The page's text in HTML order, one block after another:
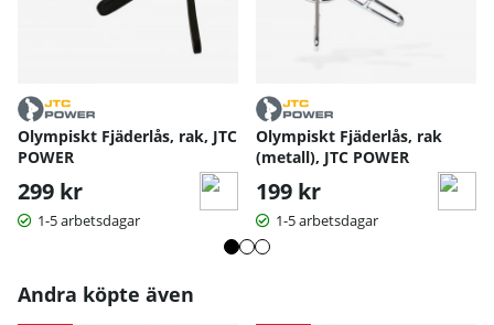
Olympiskt Fjäderlås, rak, JTC
POWER
299 kr
1-5 arbetsdagar
Olympiskt Fjäderlås, rak
(metall), JTC POWER
199 kr
1-5 arbetsdagar
Andra köpte även